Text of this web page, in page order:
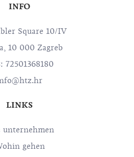
INFO
Square 10/IV
10 000 Zagreb
72501368180
LINKS
unternehmen
gehen